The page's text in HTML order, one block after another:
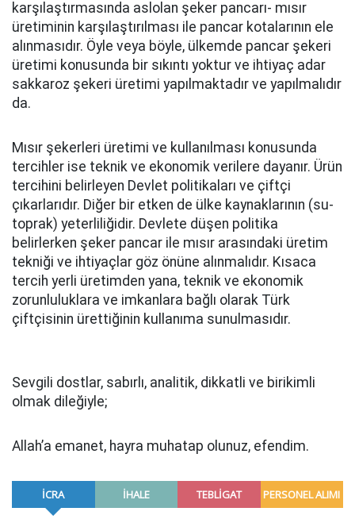
karşılaştırmasında aslolan şeker pancarı- mısır
üretiminin karşılaştırılması ile pancar kotalarının ele
alınmasıdır. Öyle veya böyle, ülkemde pancar şekeri
üretimi konusunda bir sıkıntı yoktur ve ihtiyaç adar
sakkaroz şekeri üretimi yapılmaktadır ve yapılmalıdır
da.
Mısır şekerleri üretimi ve kullanılması konusunda
tercihler ise teknik ve ekonomik verilere dayanır. Ürün
tercihini belirleyen Devlet politikaları ve çiftçi
çıkarlarıdır. Diğer bir etken de ülke kaynaklarının (su-
toprak) yeterliliğidir. Devlete düşen politika
belirlerken şeker pancar ile mısır arasındaki üretim
tekniği ve ihtiyaçlar göz önüne alınmalıdır. Kısaca
tercih yerli üretimden yana, teknik ve ekonomik
zorunluluklara ve imkanlara bağlı olarak Türk
çiftçisinin ürettiğinin kullanıma sunulmasıdır.
Sevgili dostlar, sabırlı, analitik, dikkatli ve birikimli
olmak dileğiyle;
Allah’a emanet, hayra muhatap olunuz, efendim.